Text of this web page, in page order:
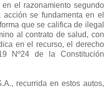
el razonamiento segundo
se fundamenta en el
que se califica de ilegal
al contrato de salud, con
en el recurso, el derecho
Nº24 de la Constitución
recurrida en estos autos,